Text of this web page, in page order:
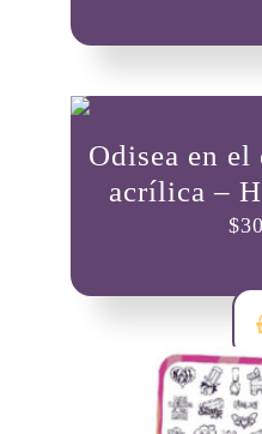
Odisea en el
acrílica –
$